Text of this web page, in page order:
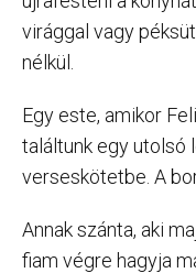
virággal vagy
nélkül.
Egy este, amikor
találtunk egy utolsó
verseskötetbe. A
Annak szánta, aki
fiam végre hagyja